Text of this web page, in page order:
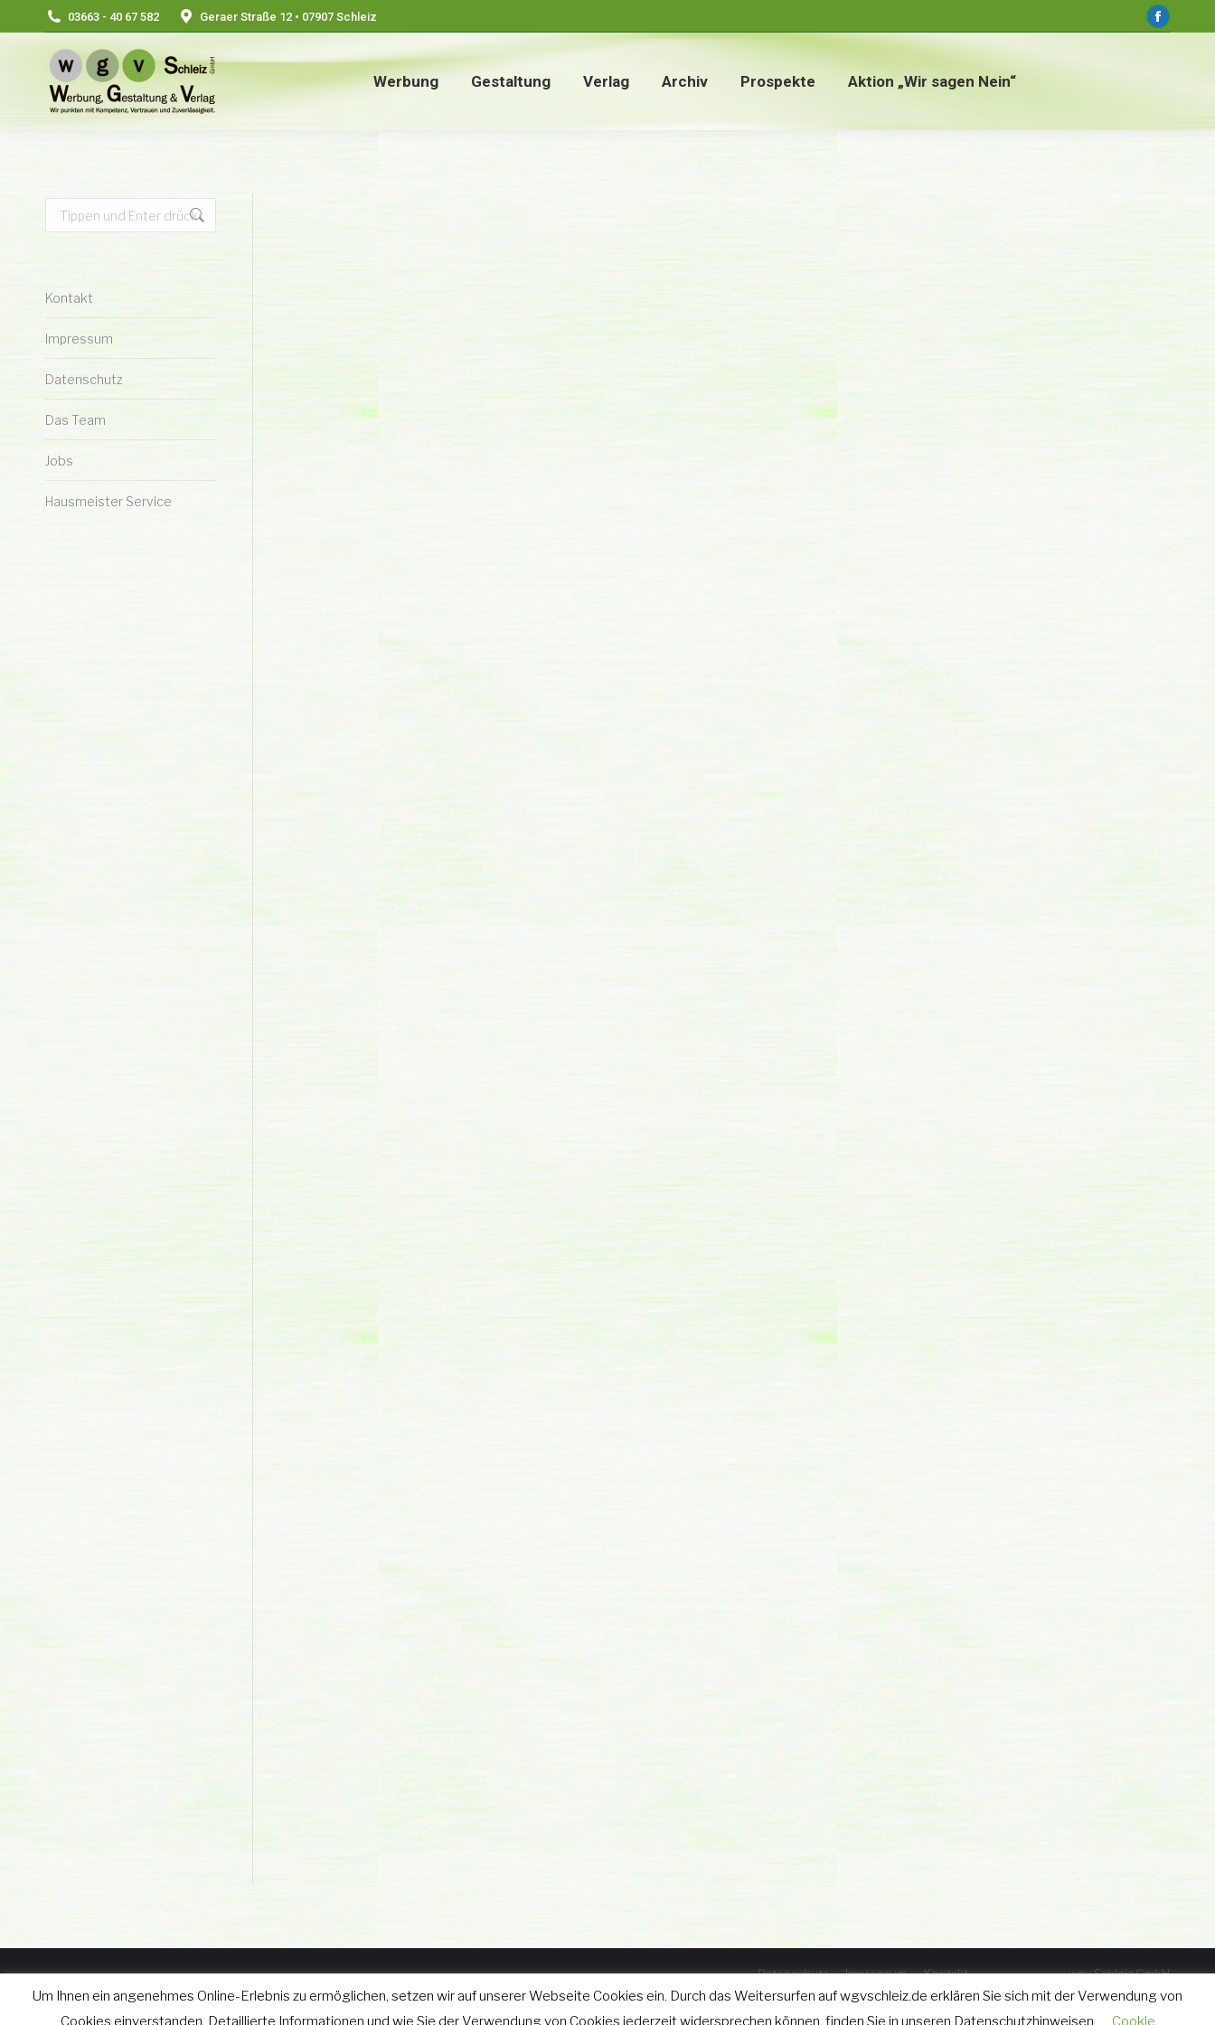
03663 - 40 67 582 Geraer Straße 12 • 07907 Schleiz
Werbung Gestaltung Verlag Archiv Prospekte Aktion „Wir sagen Nein“
Search:
Kontakt
Impressum
Datenschutz
Das Team
Jobs
Hausmeister Service
© wgv Schleiz GmbH 2019 - 2025
Datenschutz Impressum Kontakt
wgv Schleiz GmbH
Geraer Straße 12 • 07907 Schleiz
Tel.: 03663 - 40 67 582
Um Ihnen ein angenehmes Online-Erlebnis zu ermöglichen, setzen wir auf unserer Webseite Cookies ein. Durch das Weitersurfen auf wgvschleiz.de erklären Sie sich mit der Verwendung von
Cookies einverstanden. Detaillierte Informationen und wie Sie der Verwendung von Cookies jederzeit widersprechen können, finden Sie in unseren Datenschutzhinweisen
Cookie
window